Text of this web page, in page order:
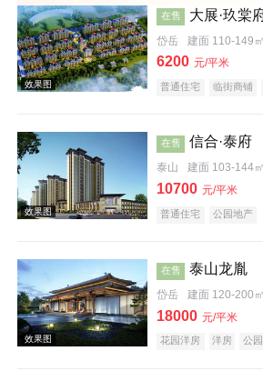
效果图
在售 大展·玖棠
岱岳 建面 110-149㎡
6200 元/平米
普通住宅 临街商铺
在售 信合·泰府
泰山 建面 103-144㎡
10700 元/平米
普通住宅 公园地产
在售 泰山龙胤
岱岳 建面 120-200㎡
18000 元/平米
花园洋房 洋房 公